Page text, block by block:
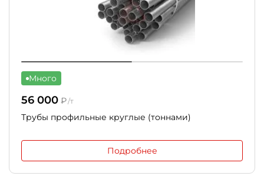
Много
56 000 ₽/т
Трубы профильные круглые (тоннами)
Подробнее